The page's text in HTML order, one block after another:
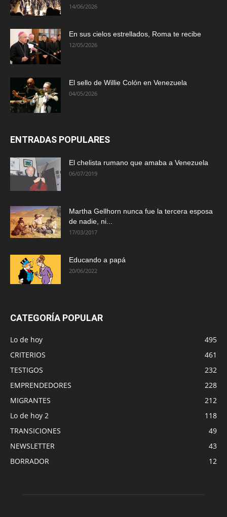
14/06/2026
En sus cielos estrellados, Roma te recibe
12/05/2026
El sello de Willie Colón en Venezuela
04/05/2026
ENTRADAS POPULARES
El chelista rumano que amaba a Venezuela
06/07/2019
Martha Gellhorn nunca fue la tercera esposa
de nadie, ni...
17/03/2017
Educando a papá
20/06/2022
CATEGORÍA POPULAR
Lo de hoy
495
CRITERIOS
461
TESTIGOS
232
EMPRENDEDORES
228
MIGRANTES
212
Lo de hoy 2
118
TRANSICIONES
49
NEWSLETTER
43
BORRADOR
12